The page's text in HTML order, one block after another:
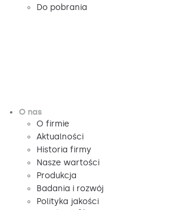
Do pobrania
O nas
O firmie
Aktualności
Historia firmy
Nasze wartości
Produkcja
Badania i rozwój
Polityka jakości